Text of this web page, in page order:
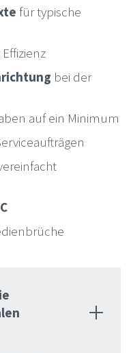
für typische
bei der
auf ein Minimum